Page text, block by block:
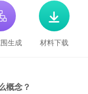
生成

材料下载
概念？